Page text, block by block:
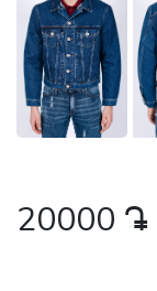
20000 դր․